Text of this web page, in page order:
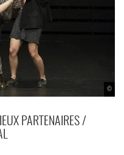
©
PARTENAIRES /